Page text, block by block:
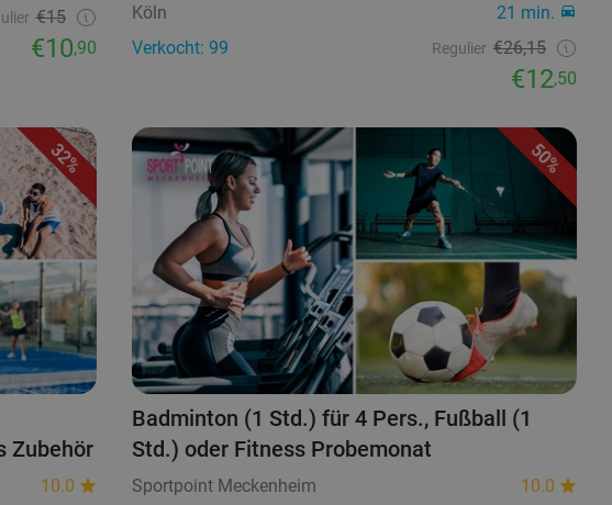
€15
€10,90
Köln
21 min.
Verkocht: 99
Regulier €26,15
€12,50
32%
Zubehör
10.0
50%
Badminton (1 Std.) für 4 Pers., Fußball (1
Std.) oder Fitness Probemonat
Sportpoint Meckenheim
10.0